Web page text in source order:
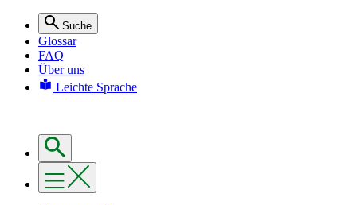
Suche
Glossar
FAQ
Über uns
Leichte Sprache